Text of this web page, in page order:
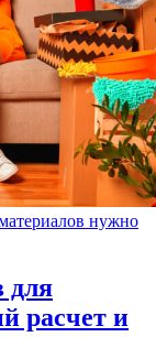
нужно
для
расчет и